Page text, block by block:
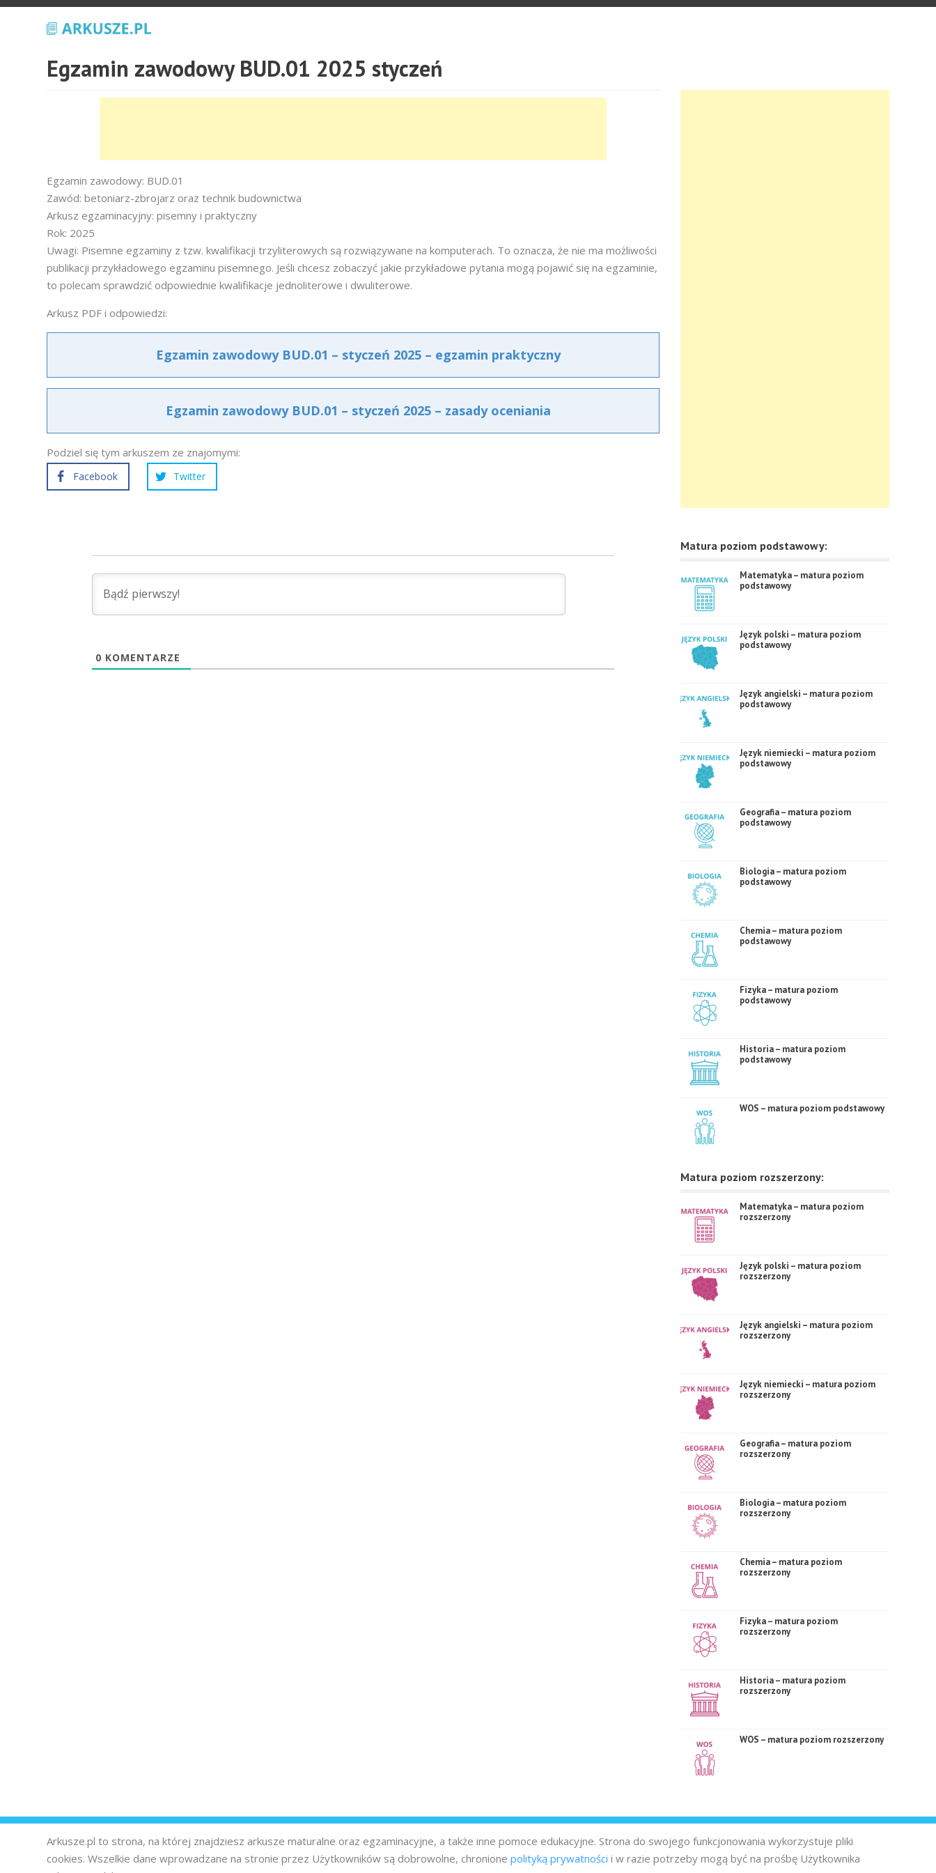
Egzamin zawodowy BUD.01 2025 styczeń
Egzamin zawodowy: BUD.01
Zawód: betoniarz-zbrojarz oraz technik budownictwa
Arkusz egzaminacyjny: pisemny i praktyczny
Rok: 2025
Uwagi: Pisemne egzaminy z tzw. kwalifikacji trzyliterowych są rozwiązywane na komputerach. To oznacza, że nie ma możliwości
publikacji przykładowego egzaminu pisemnego. Jeśli chcesz zobaczyć jakie przykładowe pytania mogą pojawić się na egzaminie,
to polecam sprawdzić odpowiednie kwalifikacje jednoliterowe i dwuliterowe.
Arkusz PDF i odpowiedzi:
Egzamin zawodowy BUD.01 – styczeń 2025 – egzamin praktyczny
Egzamin zawodowy BUD.01 – styczeń 2025 – zasady oceniania
Podziel się tym arkuszem ze znajomymi:
Facebook Twitter
0 KOMENTARZE
Matura poziom podstawowy:
Matematyka – matura poziom
podstawowy
Język polski – matura poziom
podstawowy
Język angielski – matura poziom
podstawowy
Język niemiecki – matura poziom
podstawowy
Geografia – matura poziom
podstawowy
Biologia – matura poziom
podstawowy
Chemia – matura poziom
podstawowy
Fizyka – matura poziom
podstawowy
Historia – matura poziom
podstawowy
WOS – matura poziom podstawowy
Matura poziom rozszerzony:
Matematyka – matura poziom
rozszerzony
Język polski – matura poziom
rozszerzony
Język angielski – matura poziom
rozszerzony
Język niemiecki – matura poziom
rozszerzony
Geografia – matura poziom
rozszerzony
Biologia – matura poziom
rozszerzony
Chemia – matura poziom
rozszerzony
Fizyka – matura poziom
rozszerzony
Historia – matura poziom
rozszerzony
WOS – matura poziom rozszerzony
Arkusze.pl to strona, na której znajdziesz arkusze maturalne oraz egzaminacyjne, a także inne pomoce edukacyjne. Strona do swojego funkcjonowania wykorzystuje pliki
cookies. Wszelkie dane wprowadzane na stronie przez Użytkowników są dobrowolne, chronione polityką prywatności i w razie potrzeby mogą być na prośbę Użytkownika